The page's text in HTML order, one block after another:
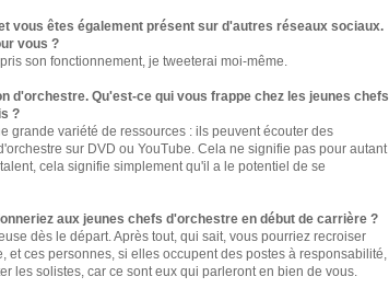
vous êtes également présent sur d'autres réseaux sociaux.
vous ?
son fonctionnement, je tweeterai moi-même.
d'orchestre. Qu'est-ce qui vous frappe chez les jeunes chefs
?
grande variété de ressources : ils peuvent écouter des
sur DVD ou YouTube. Cela ne signifie pas pour autant
cela signifie simplement qu'il a le potentiel de se
aux jeunes chefs d'orchestre en début de carrière ?
dès le départ. Après tout, qui sait, vous pourriez recroiser
ces personnes, si elles occupent des postes à responsabilité,
les solistes, car ce sont eux qui parleront en bien de vous.